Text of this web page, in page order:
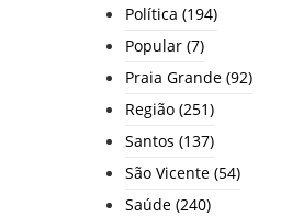
Política (194)
Popular (7)
Praia Grande (92)
Região (251)
Santos (137)
São Vicente (54)
Saúde (240)